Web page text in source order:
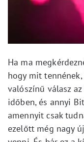
Ha ma
hogy mit
valószínű válasz
időben, és annyi
amennyit csak
ezelőtt még nagy